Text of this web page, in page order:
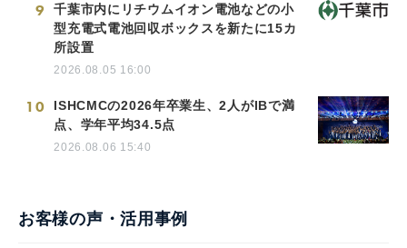
9
千葉市内にリチウムイオン電池などの小
型充電式電池回収ボックスを新たに15カ
所設置
2026.08.05 16:00
10
ISHCMCの2026年卒業生、2人がIBで満
点、学年平均34.5点
2026.08.06 15:40
お客様の声・活用事例